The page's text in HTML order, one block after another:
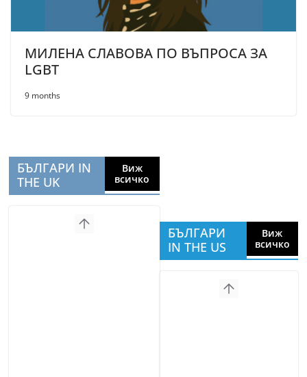
МИЛЕНА СЛАВОВА ПО ВЪПРОСА ЗА
LGBT
9 months
БЪЛГАРИ IN
THE UK
Виж
всичко
БЪЛГАРИ
IN THE US
Виж
всичко